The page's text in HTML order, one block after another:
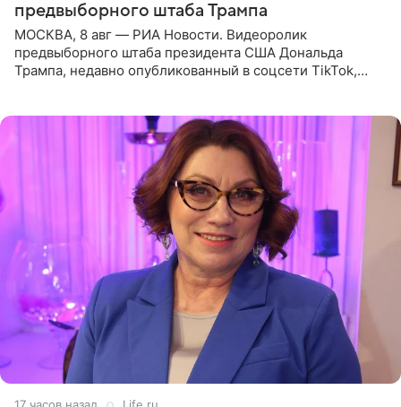
предвыборного штаба Трампа
МОСКВА, 8 авг — РИА Новости. Видеоролик
предвыборного штаба президента США Дональда
Трампа, недавно опубликованный в соцсети TikTok,